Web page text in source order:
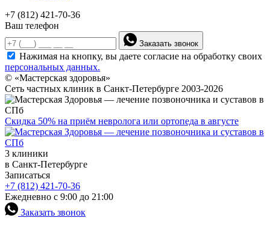
+7 (812) 421-70-36
Ваш телефон
Заказать звонок
Нажимая на кнопку, вы даете согласие на обработку своих
персональных данных.
© «Мастерская здоровья»
Сеть частных клиник в Санкт-Петербурге 2003-2026
Скидка 50% на приём невролога или ортопеда в августе
3 клиники
в Санкт-Петербурге
Записаться
+7 (812) 421-70-36
Ежедневно с 9:00 до 21:00
Заказать звонок